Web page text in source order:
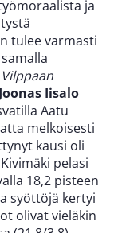
ja
tulee varmasti
Vilppaan
Joonas Iisalo
Aatu
melkoisesti
kausi oli
pelasi
18,2 pisteen
syöttöjä kertyi
olivat vieläkin